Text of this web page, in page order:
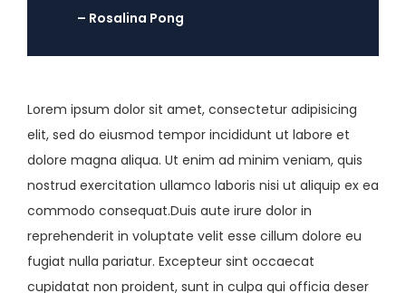
– Rosalina Pong
Lorem ipsum dolor sit amet, consectetur adipisicing
elit, sed do eiusmod tempor incididunt ut labore et
dolore magna aliqua. Ut enim ad minim veniam, quis
nostrud exercitation ullamco laboris nisi ut aliquip ex ea
commodo consequat.Duis aute irure dolor in
reprehenderit in voluptate velit esse cillum dolore eu
fugiat nulla pariatur. Excepteur sint occaecat
cupidatat non proident, sunt in culpa qui officia deser